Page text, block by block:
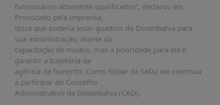
CURSOS
E
EVENTOS
INSCRIÇÕES
MATERIAIS
DISPONÍVEIS
PUBLICAÇÕES
funcionários altamente qualificados”, declarou ele.
Provocado pela imprensa,
disse que poderia levar quadros da Desenbahia para
sua administração, diante da
capacitação de muitos, mas a prioridade para ele é
garantir a trajetória da
agência de fomento. Como titular da Sefaz ele continua
a participar do Conselho
Administrativo da Desenbahia (CAD).